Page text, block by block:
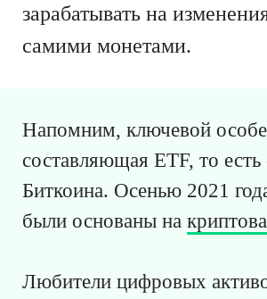
зарабатывать на
самими монетами.
Напомним, ключевой
составляющая ETF, то
Биткоина. Осенью 2021
были основаны на
Любители цифровых